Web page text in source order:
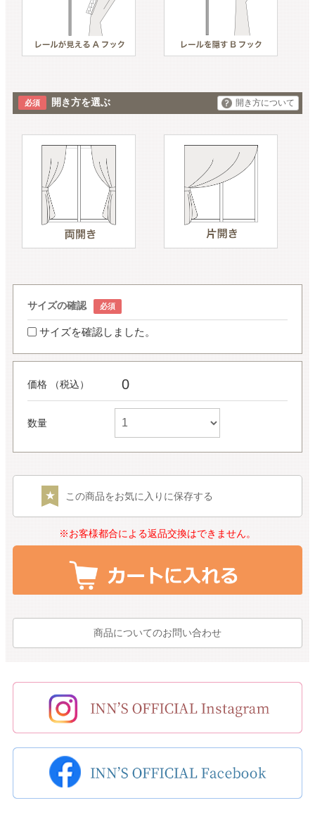
開き方を選ぶ 開き方について
サイズの確認
サイズを確認しました。
価格 （税込） 0
数量
この商品をお気に入りに保存する
※お客様都合による返品交換はできません。
商品についてのお問い合わせ